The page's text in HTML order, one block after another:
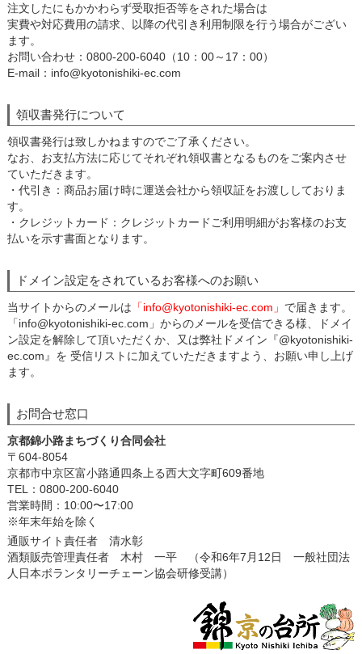
注文したにもかかわらず受取拒否等をされた場合は
実費や対応費用の請求、以降の代引き利用制限を行う場合がござい
ます。
お問い合わせ：0800-200-6040（10：00～17：00）
E-mail：info@kyotonishiki-ec.com
領収書発行について
領収書発行は致しかねますのでご了承ください。
なお、お支払方法に応じてそれぞれ領収書となるものをご案内させ
ていただきます。
・代引き：商品お届け時に運送会社から領収証をお渡ししておりま
す。
・クレジットカード：クレジットカードご利用明細がお客様のお支
払いを示す書面となります。
ドメイン設定をされているお客様へのお願い
当サイトからのメールは 「info@kyotonishiki-ec.com」 で届きます。
「info@kyotonishiki-ec.com」からのメールを受信できる様、ドメイ
ン設定を解除して頂いただくか、又は弊社ドメイン『@kyotonishiki-
ec.com』を 受信リストに加えていただきますよう、お願い申し上げ
ます。
お問合せ窓口
京都錦小路まちづくり合同会社
〒604-8054
京都市中京区富小路通四条上る西大文字町609番地
TEL：0800-200-6040
営業時間：10:00〜17:00
※年末年始を除く
通販サイト責任者 清水彰
酒類販売管理責任者 木村 一平 （令和6年7月12日 一般社団法
人日本ボランタリーチェーン協会研修受講）